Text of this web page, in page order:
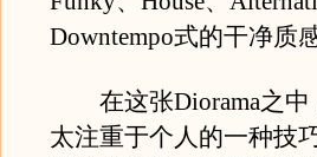
Downtempo式的干净质感
在这张Diorama之中
太注重于个人的一种技